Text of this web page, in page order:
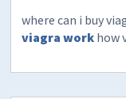
where can i buy
viagra work how